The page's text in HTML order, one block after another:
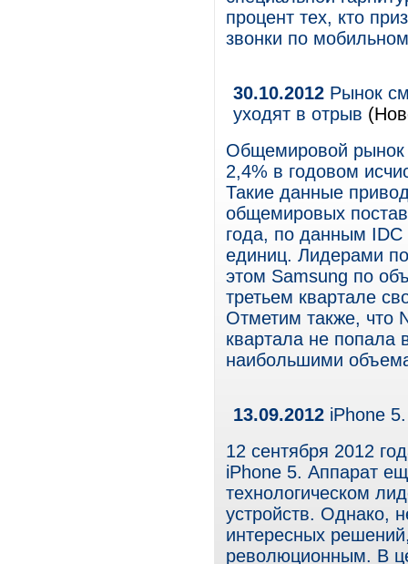
процент тех, кто
звонки по
30.10.2012 Рынок
уходят в отрыв
Общемировой рынок
2,4% в годовом
Такие данные
общемировых
года, по данным
единиц. Лидерами
этом Samsung по
третьем квартале
Отметим также, что
квартала не попала
наибольшими
13.09.2012 iPhone
12 сентября 2012
iPhone 5. Аппарат
технологическом
устройств. Однако,
интересных
революционным. В